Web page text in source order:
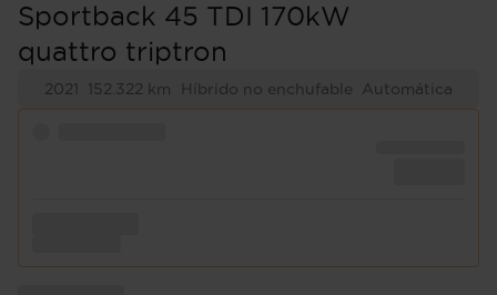
Sportback 45 TDI 170kW
quattro triptron
2021 152.322 km Híbrido no enchufable Automática